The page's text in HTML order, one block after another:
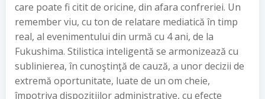
care poate fi citit de oricine, din afara confreriei. Un
remember viu, cu ton de relatare mediatică în timp
real, al evenimentului din urmă cu 4 ani, de la
Fukushima. Stilistica inteligentă se armonizează cu
sublinierea, în cunoştinţă de cauză, a unor decizii de
extremă oportunitate, luate de un om cheie,
împotriva dispoziţiilor administrative, cu efecte